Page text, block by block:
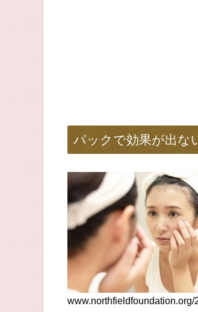
パックで効果が出な
www.northfieldfoundation.org/